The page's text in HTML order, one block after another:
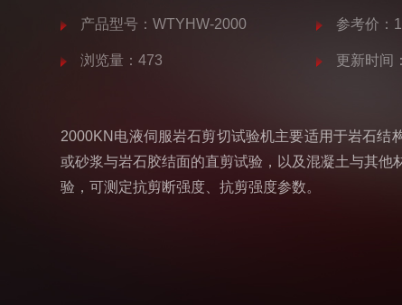
产品型号：WTYHW-2000 参考价：
浏览量：473 更新时间
2000KN电液伺服岩石剪切试验机主要适用于岩石结
或砂浆与岩石胶结面的直剪试验，以及混凝土与其他
验，可测定抗剪断强度、抗剪强度参数。